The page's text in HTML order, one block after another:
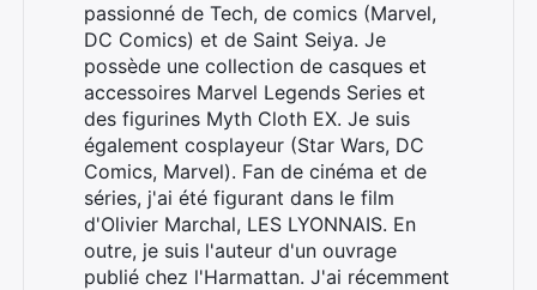
passionné de Tech, de comics (Marvel,
DC Comics) et de Saint Seiya. Je
possède une collection de casques et
accessoires Marvel Legends Series et
des figurines Myth Cloth EX. Je suis
également cosplayeur (Star Wars, DC
Comics, Marvel). Fan de cinéma et de
séries, j'ai été figurant dans le film
d'Olivier Marchal, LES LYONNAIS. En
outre, je suis l'auteur d'un ouvrage
publié chez l'Harmattan. J'ai récemment